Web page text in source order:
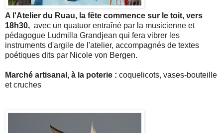
A l'Atelier du Ruau, la fête commence sur le toit, vers
18h30, avec un quatuor entraîné par la musicienne et
pédagogue Ludmilla Grandjean qui fera vibrer les
instruments d'argile de l'atelier, accompagnés de textes
poétiques dits par Nicole von Bergen.
Marché artisanal, à la poterie : coquelicots, vases-bouteille
et cruches